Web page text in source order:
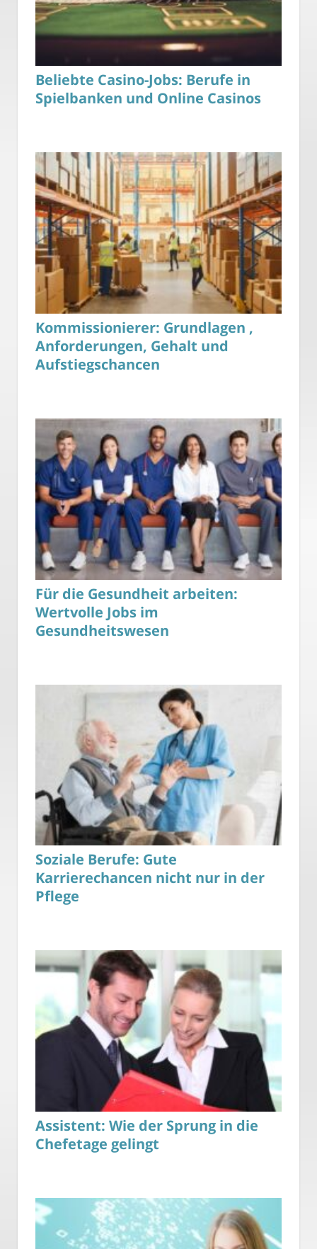
Beliebte Casino-Jobs: Berufe in
Spielbanken und Online Casinos
Kommissionierer: Grundlagen ,
Anforderungen, Gehalt und
Aufstiegschancen
Für die Gesundheit arbeiten:
Wertvolle Jobs im
Gesundheitswesen
Soziale Berufe: Gute
Karrierechancen nicht nur in der
Pflege
Assistent: Wie der Sprung in die
Chefetage gelingt